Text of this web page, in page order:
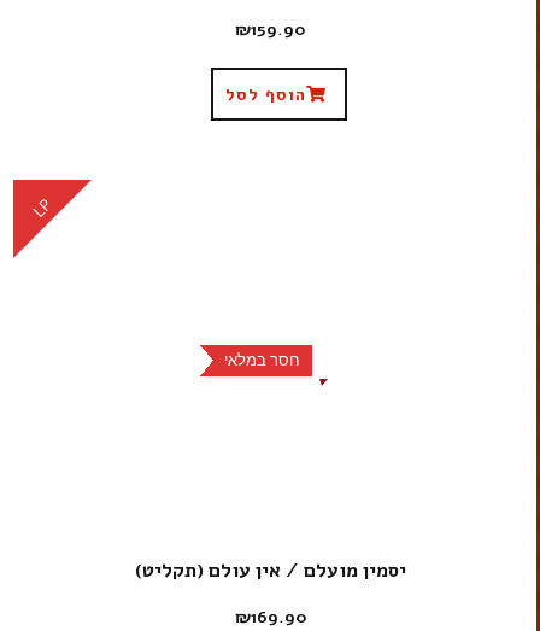
₪159.90
הוסף לסל
חסר במלאי
LP
יסמין מועלם / אין עולם (תקליט)
₪169.90